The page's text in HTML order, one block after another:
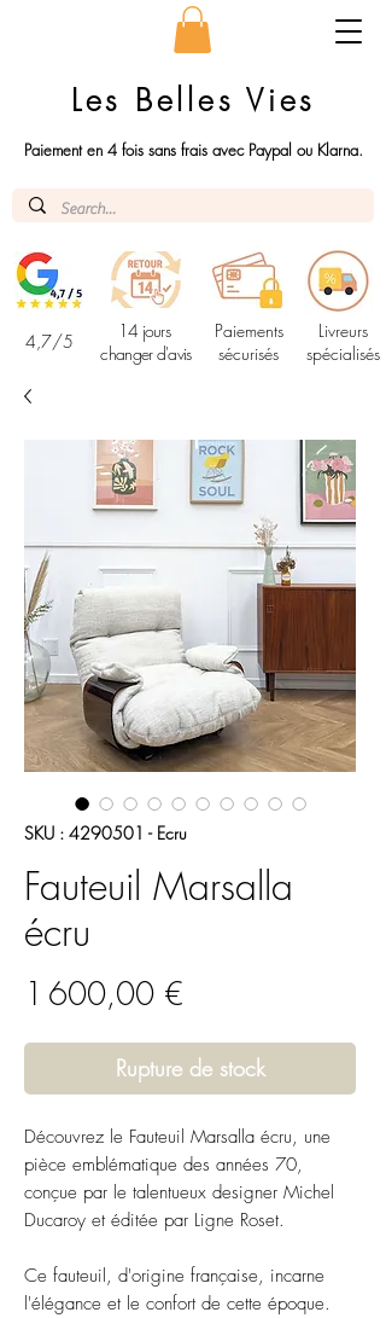
Les Belles Vies
Paiement en 4 fois sans frais avec Paypal ou Klarna.
4,7/5
14 jours
changer d'avis
Paiements
sécurisés
Livreurs
spécialisés
SKU : 4290501 - Ecru
Fauteuil Marsalla
écru
1 600,00 €
Rupture de stock
Découvrez le Fauteuil Marsalla écru, une
pièce emblématique des années 70,
conçue par le talentueux designer Michel
Ducaroy et éditée par Ligne Roset.
Ce fauteuil, d'origine française, incarne
l'élégance et le confort de cette époque.